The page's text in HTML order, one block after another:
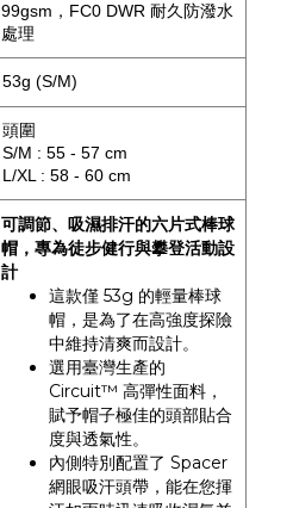
99gsm，FC0 DWR 耐久防潑水
處理
53g (S/M)
頭圍
S/M :55 - 57 cm
L/XL : 58 - 60 cm
可調節、吸濕排汗的六片式棒球
帽，專為徒步健行與攀登活動設
計
這款僅 53g 的輕量棒球
帽，是為了在高強度探險
中維持清爽而設計。
選用臺灣生產的
Circuit™ 高彈性面料，
賦予帽子極佳的頭部貼合
度與透氣性。
內側特別配置了 Spacer
網眼吸汗頭帶，能在您揮